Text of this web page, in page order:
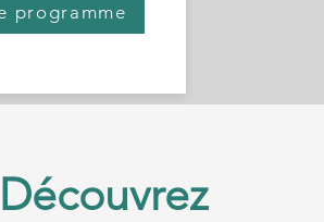
programme
Découvrez